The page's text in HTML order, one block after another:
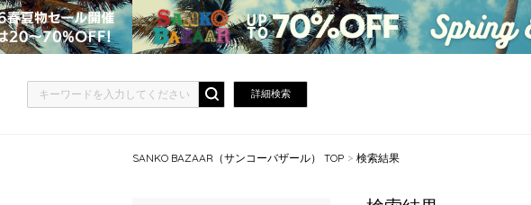
詳細検索
SANKO BAZAAR（サンコーバザール） TOP 検索結果